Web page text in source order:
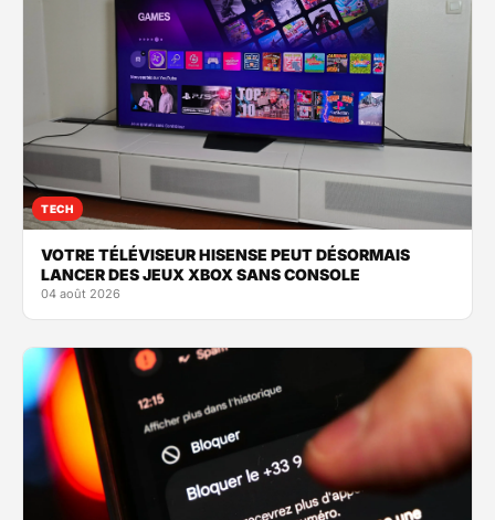
TECH
VOTRE TÉLÉVISEUR HISENSE PEUT DÉSORMAIS
LANCER DES JEUX XBOX SANS CONSOLE
04 août 2026